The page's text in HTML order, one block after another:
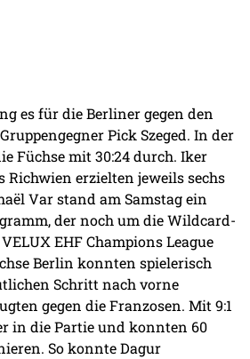
es für die Berliner gegen den
Pick Szeged. In der
Füchse mit 30:24 durch. Iker
Richwien erzielten jeweils sechs
Var stand am Samstag ein
der noch um die Wildcard-
EHF Champions League
Berlin konnten spielerisch
Schritt nach vorne
gegen die Franzosen. Mit 9:1
in die Partie und konnten 60
So konnte Dagur